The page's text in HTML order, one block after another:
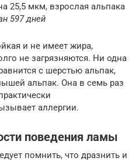
25,5 мкм, взрослая альпака
597 дней
и не имеет жира,
не загрязняются. Ни одна
с шерстью альпак,
альпак. Она в семь раз
аллергии.
поведения ламы
помнить, что дразнить и